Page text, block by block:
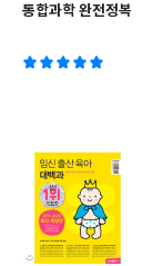
통합과학 완전정복